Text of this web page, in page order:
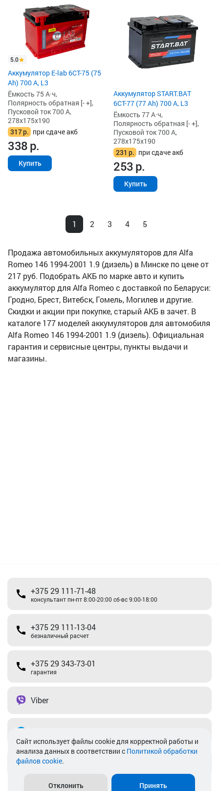
5.0
Аккумулятор E-lab 6СТ-75 (75
Ah) 700 А, L3
Ёмкость 75 А·ч,
Полярность обратная [- +],
Пусковой ток 700 А,
278x175x190
317р. при сдаче акб
338р.
Купить
Аккумулятор START.BAT
6СТ-77 (77 Ah) 700 А, L3
Ёмкость 77 А·ч,
Полярность обратная [- +],
Пусковой ток 700 А,
278x175x190
231 р. при сдаче акб
253р.
Купить
1 2 3 4 5
Продажа автомобильных аккумуляторов для Alfa
Romeo 146 1994-2001 1.9 (дизель) в Минске по цене от
217 руб. Подобрать АКБ по марке авто и купить
аккумулятор для Alfa Romeo с доставкой по Беларуси:
Гродно, Брест, Витебск, Гомель, Могилев и другие.
Скидки и акции при покупке, старый АКБ в зачет. В
каталоге 177 моделей аккумуляторов для автомобиля
Alfa Romeo 146 1994-2001 1.9 (дизель). Официальная
гарантия и сервисные центры, пункты выдачи и
магазины.
+375 29 111-71-48
консультант пн-пт 8:00-20:00 сб-вс 9:00-18:00
+375 29 111-13-04
безналичный расчет
+375 29 343-73-01
гарантия
Viber
info@akkamulik.by
Cайт использует файлы cookie для корректной работы и
анализа данных в соответствии с Политикой обработки
файлов cookie.
Отклонить Принять